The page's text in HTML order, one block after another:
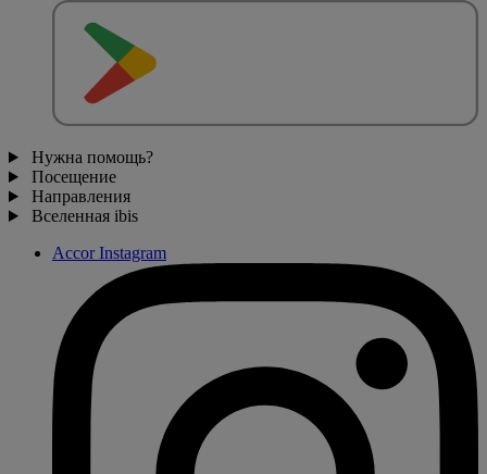
Нужна помощь?
Посещение
Направления
Вселенная ibis
Accor Instagram